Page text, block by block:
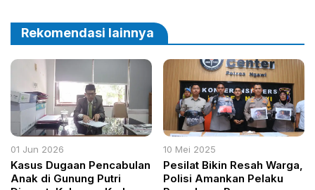
Rekomendasi lainnya
01 Jun 2026
Kasus Dugaan Pencabulan
Anak di Gunung Putri
10 Mei 2025
Pesilat Bikin Resah Warga,
Polisi Amankan Pelaku